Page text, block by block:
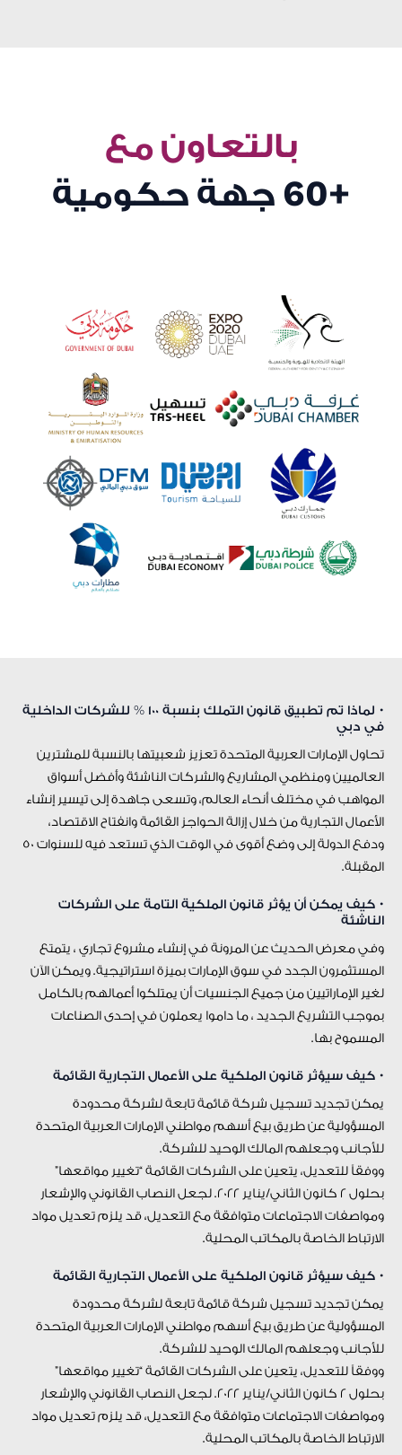
بالتعاون مع
+60 جهة حكومية
• لماذا تم تطبيق قانون التملك بنسبة 100 % للشركات الداخلية
في دبي
تحاول الإمارات العربية المتحدة تعزيز شعبيتها بالنسبة للمشترين
العالميين ومنظمي المشاريع والشركات الناشئة وأفضل أسواق
المواهب في مختلف أنحاء العالم، وتسعى جاهدة إلى تيسير إنشاء
الأعمال التجارية من خلال إزالة الحواجز القائمة وانفتاح الاقتصاد،
ودفع الدولة إلى وضع أقوى في الوقت الذي تستعد فيه للسنوات 50
المقبلة.
• كيف يمكن أن يؤثر قانون الملكية التامة على الشركات
الناشئة
وفي معرض الحديث عن المرونة في إنشاء مشروع تجاري ، يتمتع
المستثمرون الجدد في سوق الإمارات بميزة استراتيجية. ويمكن الآن
لغير الإماراتيين من جميع الجنسيات أن يمتلكوا أعمالهم بالكامل
بموجب التشريع الجديد ، ما داموا يعملون في إحدى الصناعات
المسموح بها.
• كيف سيؤثر قانون الملكية على الأعمال التجارية القائمة
يمكن تجديد تسجيل شركة قائمة تابعة لشركة محدودة
المسؤولية عن طريق بيع أسهم مواطني الإمارات العربية المتحدة
للأجانب وجعلهم المالك الوحيد للشركة.
ووفقاً للتعديل، يتعين على الشركات القائمة “تغيير مواقعها”
بحلول 2 كانون الثاني/يناير 2022. لجعل النصاب القانوني والإشعار
ومواصفات الاجتماعات متوافقة مع التعديل، قد يلزم تعديل مواد
الارتباط الخاصة بالمكاتب المحلية.
• كيف سيؤثر قانون الملكية على الأعمال التجارية القائمة
يمكن تجديد تسجيل شركة قائمة تابعة لشركة محدودة
المسؤولية عن طريق بيع أسهم مواطني الإمارات العربية المتحدة
للأجانب وجعلهم المالك الوحيد للشركة.
ووفقاً للتعديل، يتعين على الشركات القائمة “تغيير مواقعها”
بحلول 2 كانون الثاني/يناير 2022. لجعل النصاب القانوني والإشعار
ومواصفات الاجتماعات متوافقة مع التعديل، قد يلزم تعديل مواد
الارتباط الخاصة بالمكاتب المحلية.